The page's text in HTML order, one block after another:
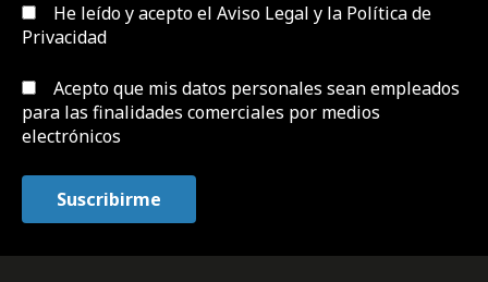
He leído y acepto el Aviso Legal y la Política de
Privacidad
Acepto que mis datos personales sean empleados
para las finalidades comerciales por medios
electrónicos